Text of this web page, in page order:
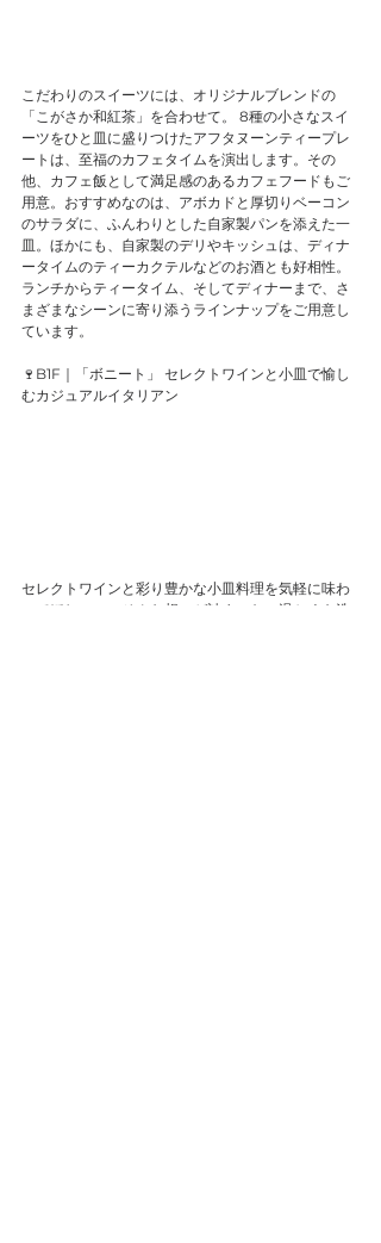
こだわりのスイーツには、オリジナルブレンドの
「こがさか和紅茶」を合わせて。 8種の小さなスイ
ーツをひと皿に盛りつけたアフタヌーンティープレ
ートは、至福のカフェタイムを演出します。その
他、カフェ飯として満足感のあるカフェフードもご
用意。おすすめなのは、アボカドと厚切りベーコン
のサラダに、ふんわりとした自家製パンを添えた一
皿。ほかにも、自家製のデリやキッシュは、ディナ
ータイムのティーカクテルなどのお酒とも好相性。
ランチからティータイム、そしてディナーまで、さ
まざまなシーンに寄り添うラインナップをご用意し
ています。
🍷B1F｜「ボニート」 セレクトワインと小皿で愉し
むカジュアルイタリアン
セレクトワインと彩り豊かな小皿料理を気軽に味わ
ってほしい——そんな想いが詰まった、温かくも洗